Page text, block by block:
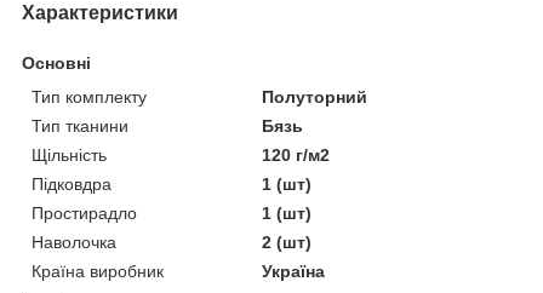
Характеристики
Основні
Тип комплекту
Полуторний
Тип тканини
Бязь
Щільність
120 г/м2
Підковдра
1 (шт)
Простирадло
1 (шт)
Наволочка
2 (шт)
Країна виробник
Україна